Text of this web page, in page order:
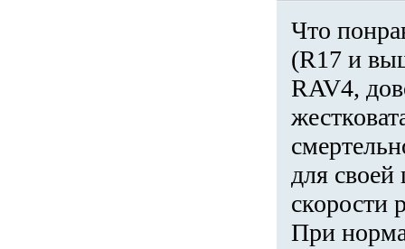
Что
(R17 и
RAV4,
для
скорости
При